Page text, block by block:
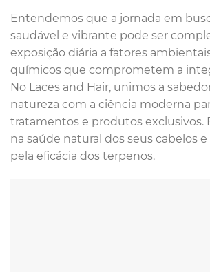
Entendemos que a jornada em
saudável e vibrante pode ser
exposição diária a fatores
químicos que comprometem a
No Laces and Hair, unimos a
natureza com a ciência moderna
tratamentos e produtos exclusivos.
na saúde natural dos seus cabelos
pela eficácia dos terpenos.